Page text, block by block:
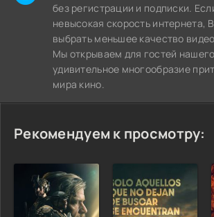
без регистрации и подписки.
невысокая скорость интернета,
выбрать меньшее качество
Мы открываем для гостей
удивительное многообразие
мира кино.
Рекомендуем к просмотру: